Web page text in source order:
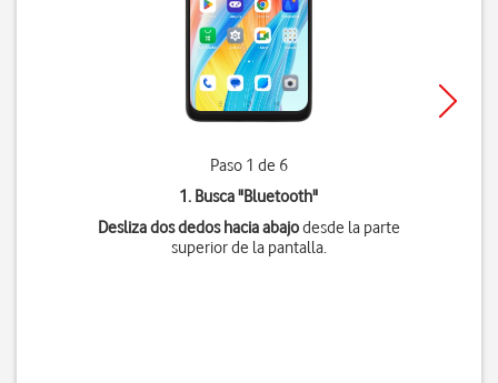
Paso 1 de 6
1. Busca "Bluetooth"
Desliza dos dedos hacia abajodesde la parte
superior de la pantalla.